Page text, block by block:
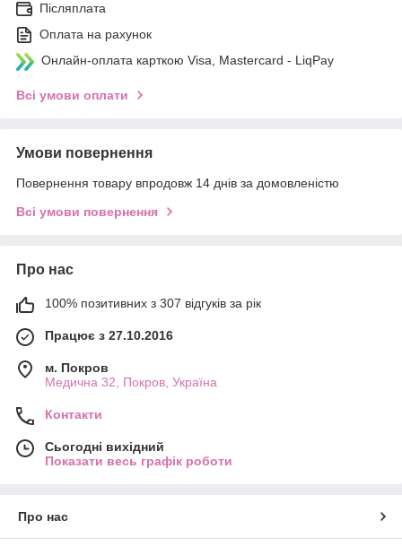
Післяплата
Оплата на рахунок
Онлайн-оплата карткою Visa, Mastercard - LiqPay
Всі умови оплати
Умови повернення
Повернення товару впродовж 14 днів за домовленістю
Всі умови повернення
Про нас
100% позитивних з 307 відгуків за рік
Працює з 27.10.2016
м. Покров
Медична 32, Покров, Україна
Контакти
Сьогодні вихідний
Показати весь графік роботи
Про нас